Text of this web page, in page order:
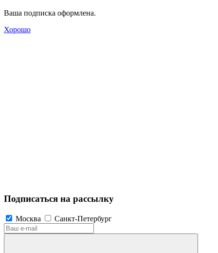
Ваша подписка оформлена.
Хорошо
Подписаться на рассылку
Москва Санкт-Петербург